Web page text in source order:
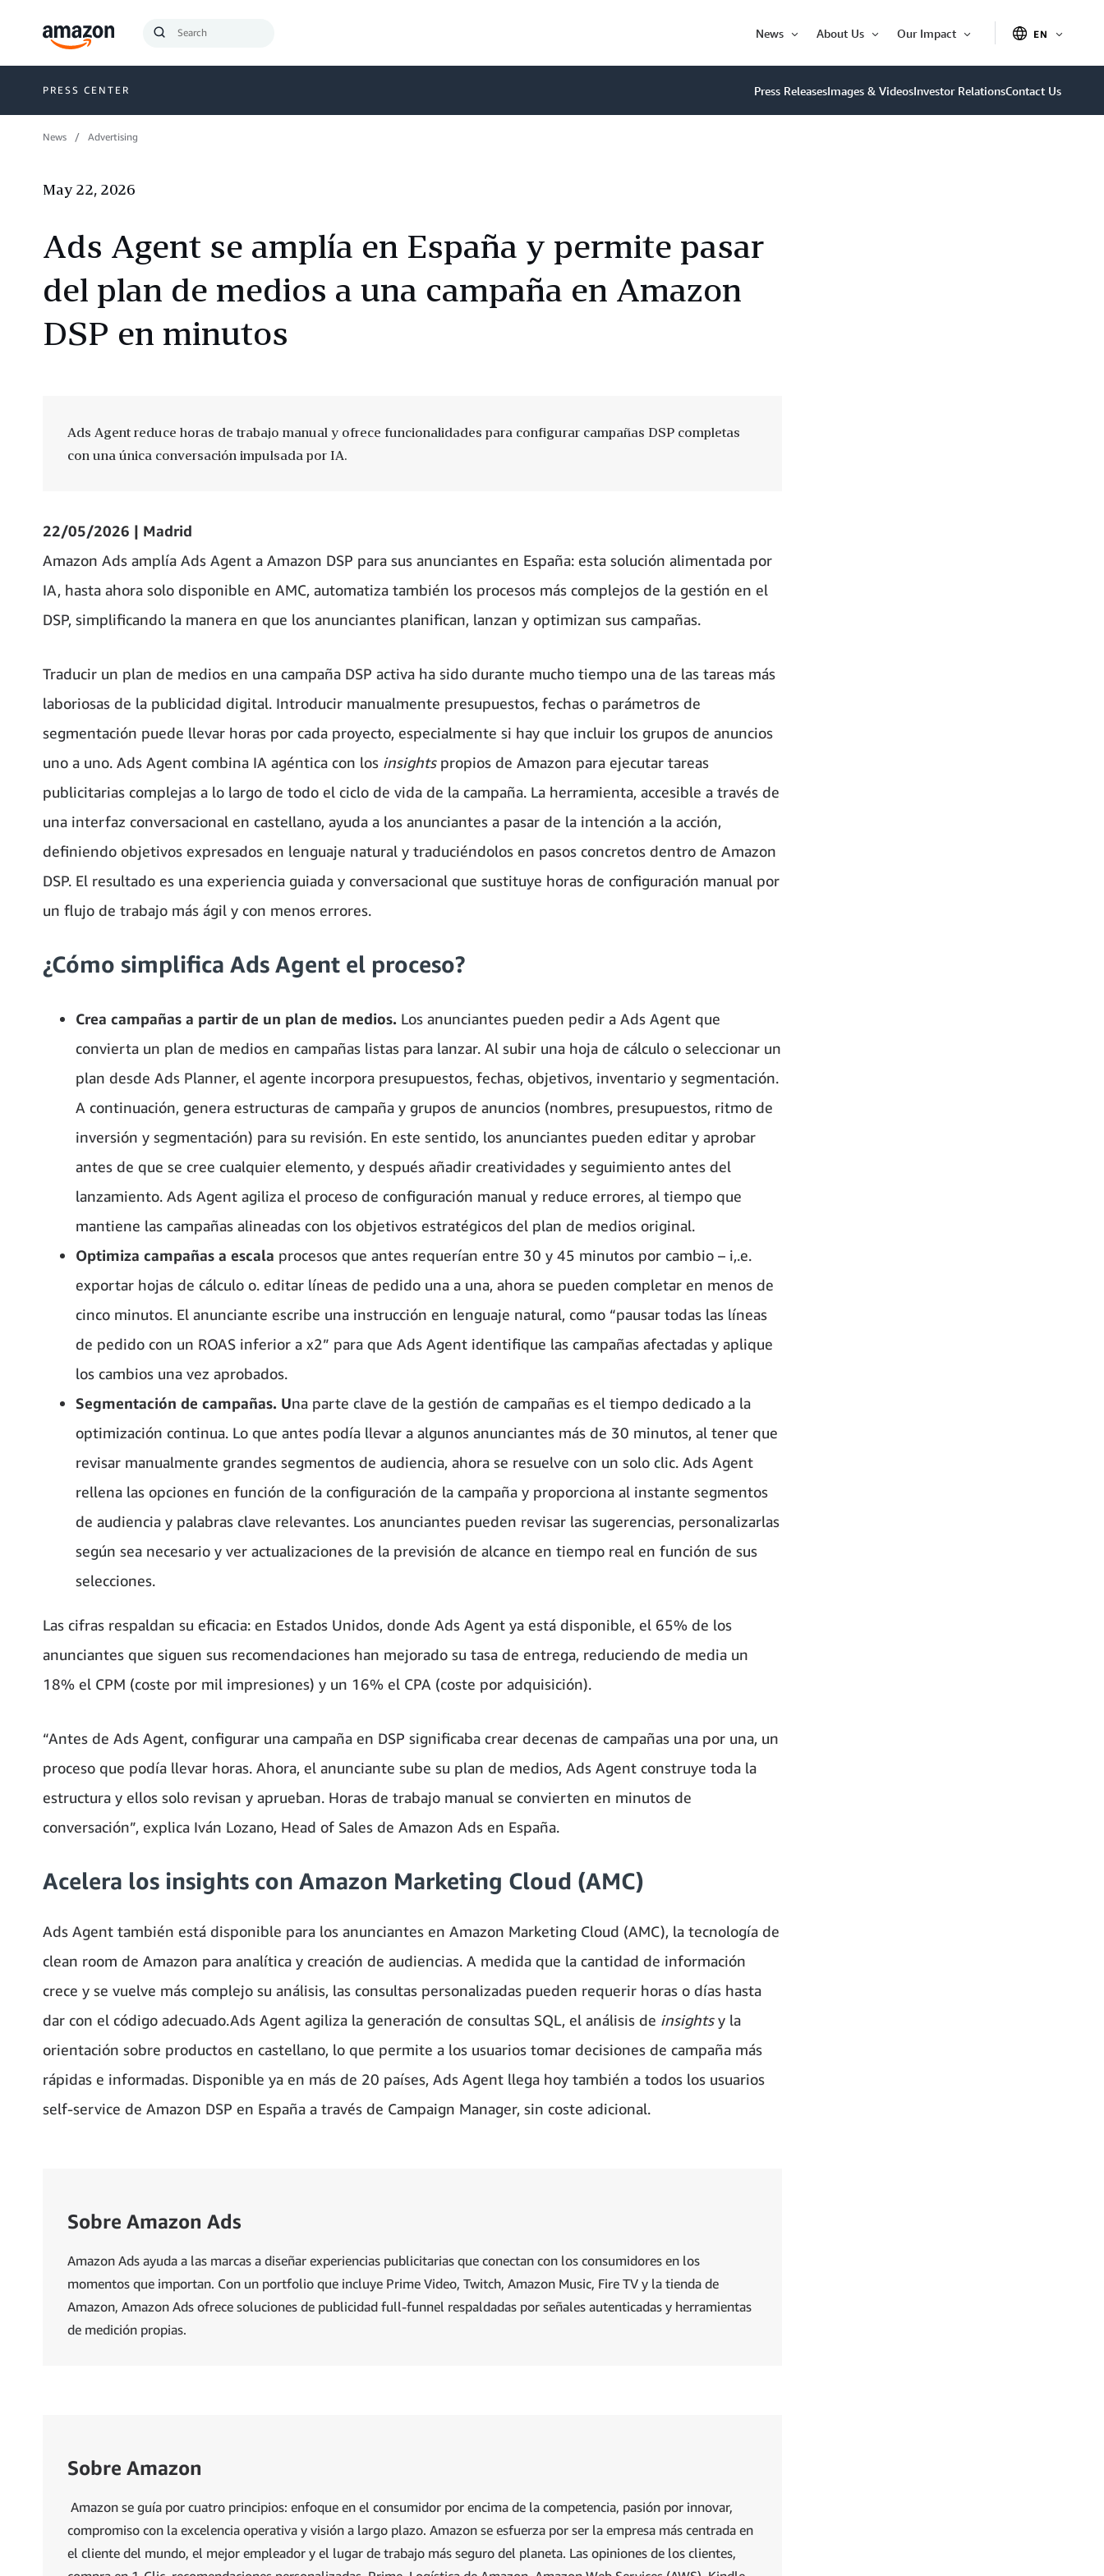
Submit
News
Item
About Us
Item
Our Impact
Open
Item
EN
PRESS CENTER Press ReleasesImages & VideosInvestor RelationsContact Us
News Advertising
May 22, 2026
Ads Agent se amplía en España y permite pasar
del plan de medios a una campaña en Amazon
DSP en minutos
Ads Agent reduce horas de trabajo manual y ofrece funcionalidades para configurar campañas DSP completas
con una única conversación impulsada por IA.
22/05/2026 | Madrid
Amazon Ads amplía Ads Agent a Amazon DSP para sus anunciantes en España: esta solución alimentada por
IA, hasta ahora solo disponible en AMC, automatiza también los procesos más complejos de la gestión en el
DSP, simplificando la manera en que los anunciantes planifican, lanzan y optimizan sus campañas.
Traducir un plan de medios en una campaña DSP activa ha sido durante mucho tiempo una de las tareas más
laboriosas de la publicidad digital. Introducir manualmente presupuestos, fechas o parámetros de
segmentación puede llevar horas por cada proyecto, especialmente si hay que incluir los grupos de anuncios
uno a uno. Ads Agent combina IA agéntica con los insightspropios de Amazon para ejecutar tareas
publicitarias complejas a lo largo de todo el ciclo de vida de la campaña. La herramienta, accesible a través de
una interfaz conversacional en castellano, ayuda a los anunciantes a pasar de la intención a la acción,
definiendo objetivos expresados en lenguaje natural y traduciéndolos en pasos concretos dentro de Amazon
DSP. El resultado es una experiencia guiada y conversacional que sustituye horas de configuración manual por
un flujo de trabajo más ágil y con menos errores.
¿Cómo simplifica Ads Agent el proceso?
Crea campañas a partir de un plan de medios. Los anunciantes pueden pedir a Ads Agent que
convierta un plan de medios en campañas listas para lanzar. Al subir una hoja de cálculo o seleccionar un
plan desde Ads Planner, el agente incorpora presupuestos, fechas, objetivos, inventario y segmentación.
A continuación, genera estructuras de campaña y grupos de anuncios (nombres, presupuestos, ritmo de
inversión y segmentación) para su revisión. En este sentido, los anunciantes pueden editar y aprobar
antes de que se cree cualquier elemento, y después añadir creatividades y seguimiento antes del
lanzamiento. Ads Agent agiliza el proceso de configuración manual y reduce errores, al tiempo que
mantiene las campañas alineadas con los objetivos estratégicos del plan de medios original.
Optimiza campañas a escala procesos que antes requerían entre 30 y 45 minutos por cambio – i,.e.
exportar hojas de cálculo o. editar líneas de pedido una a una, ahora se pueden completar en menos de
cinco minutos. El anunciante escribe una instrucción en lenguaje natural, como “pausar todas las líneas
de pedido con un ROAS inferior a x2” para que Ads Agent identifique las campañas afectadas y aplique
los cambios una vez aprobados.
Segmentación de campañas. Una parte clave de la gestión de campañas es el tiempo dedicado a la
optimización continua. Lo que antes podía llevar a algunos anunciantes más de 30 minutos, al tener que
revisar manualmente grandes segmentos de audiencia, ahora se resuelve con un solo clic. Ads Agent
rellena las opciones en función de la configuración de la campaña y proporciona al instante segmentos
de audiencia y palabras clave relevantes. Los anunciantes pueden revisar las sugerencias, personalizarlas
según sea necesario y ver actualizaciones de la previsión de alcance en tiempo real en función de sus
selecciones.
Las cifras respaldan su eficacia: en Estados Unidos, donde Ads Agent ya está disponible, el 65% de los
anunciantes que siguen sus recomendaciones han mejorado su tasa de entrega, reduciendo de media un
18% el CPM (coste por mil impresiones) y un 16% el CPA (coste por adquisición).
“Antes de Ads Agent, configurar una campaña en DSP significaba crear decenas de campañas una por una, un
proceso que podía llevar horas. Ahora, el anunciante sube su plan de medios, Ads Agent construye toda la
estructura y ellos solo revisan y aprueban. Horas de trabajo manual se convierten en minutos de
conversación”, explica Iván Lozano, Head of Sales de Amazon Ads en España.
Acelera los insights con Amazon Marketing Cloud (AMC)
Ads Agent también está disponible para los anunciantes en Amazon Marketing Cloud (AMC), la tecnología de
clean room de Amazon para analítica y creación de audiencias. A medida que la cantidad de información
crece y se vuelve más complejo su análisis, las consultas personalizadas pueden requerir horas o días hasta
dar con el código adecuado.Ads Agent agiliza la generación de consultas SQL, el análisis de insightsy la
orientación sobre productos en castellano, lo que permite a los usuarios tomar decisiones de campaña más
rápidas e informadas. Disponible ya en más de 20 países, Ads Agent llega hoy también a todos los usuarios
self-service de Amazon DSP en España a través de Campaign Manager, sin coste adicional.
Sobre Amazon Ads
Amazon Ads ayuda a las marcas a diseñar experiencias publicitarias que conectan con los consumidores en los
momentos que importan. Con un portfolio que incluye Prime Video, Twitch, Amazon Music, Fire TV y la tienda de
Amazon, Amazon Ads ofrece soluciones de publicidad full-funnel respaldadas por señales autenticadas y herramientas
de medición propias.
Sobre Amazon
Amazon se guía por cuatro principios: enfoque en el consumidor por encima de la competencia, pasión por innovar,
compromiso con la excelencia operativa y visión a largo plazo. Amazon se esfuerza por ser la empresa más centrada en
el cliente del mundo, el mejor empleador y el lugar de trabajo más seguro del planeta. Las opiniones de los clientes,